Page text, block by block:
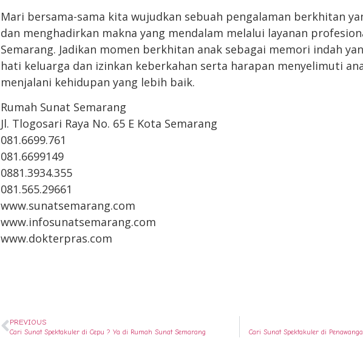
Mari bersama-sama kita wujudkan sebuah pengalaman berkhitan
dan menghadirkan makna yang mendalam melalui layanan
Semarang. Jadikan momen berkhitan anak sebagai memori indah
hati keluarga dan izinkan keberkahan serta harapan menyelimuti
menjalani kehidupan yang lebih baik.
Rumah Sunat Semarang
Jl. Tlogosari Raya No. 65 E Kota Semarang
081.6699.761
081.6699149
0881.3934.355
081.565.29661
www.sunatsemarang.com
www.infosunatsemarang.com
www.dokterpras.com
PREVIOUS
Cari Sunat Spektakuler di Cepu ? Ya di Rumah Sunat Semarang Cari Sunat Spektakuler di